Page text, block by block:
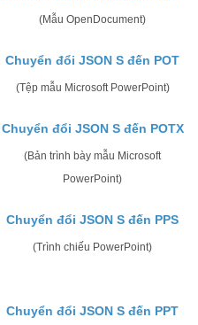
(Mẫu OpenDocument)
Chuyển đổi JSON S đến POT
(Tệp mẫu Microsoft PowerPoint)
Chuyển đổi JSON S đến POTX
(Bản trình bày mẫu Microsoft
PowerPoint)
Chuyển đổi JSON S đến PPS
(Trình chiếu PowerPoint)
Chuyển đổi JSON S đến PPT